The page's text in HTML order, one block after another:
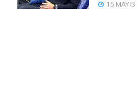
15 MAYIS